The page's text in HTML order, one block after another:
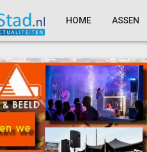
HOME ASSEN